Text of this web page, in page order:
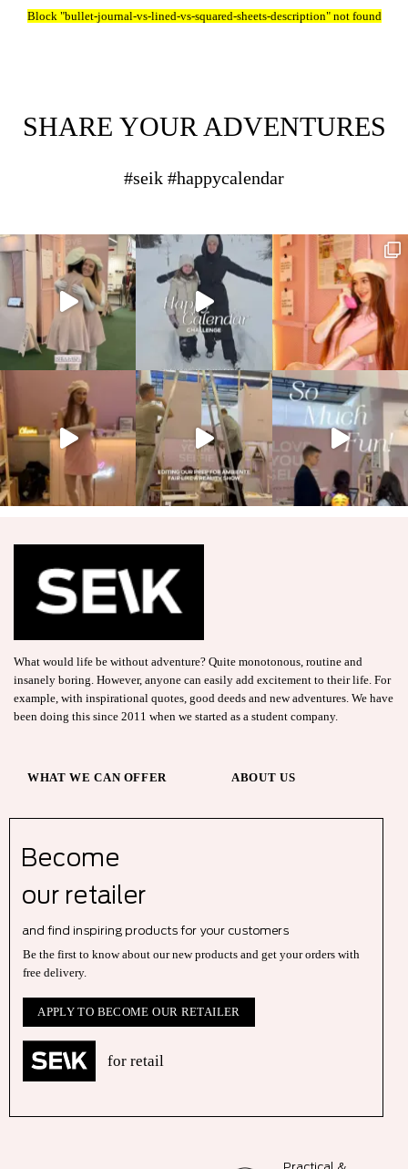
Block "bullet-journal-vs-lined-vs-squared-sheets-description"not found
SHARE YOUR ADVENTURES
#seik #happycalendar
What would life be without adventure? Quite monotonous, routine and
insanely boring. However, anyone can easily add excitement to their life. For
example, with inspirational quotes, good deeds and new adventures. We have
been doing this since 2011 when we started as a student company.
WHAT WE CAN OFFER ABOUT US
Become
our retailer
and find inspiring products for your customers
Be the first to know about our new products and get your orders with
free delivery.
APPLY TO BECOME OUR RETAILER
for retail